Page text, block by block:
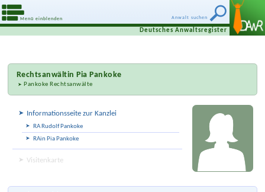
Anwalt suchen
Menü einblenden
Deutsches Anwaltsregister
RechtsanwältinPia Pankoke
Pankoke Rechtsanwälte
Informationsseite zur Kanzlei
RA Rudolf Pankoke
RAin Pia Pankoke
Visitenkarte